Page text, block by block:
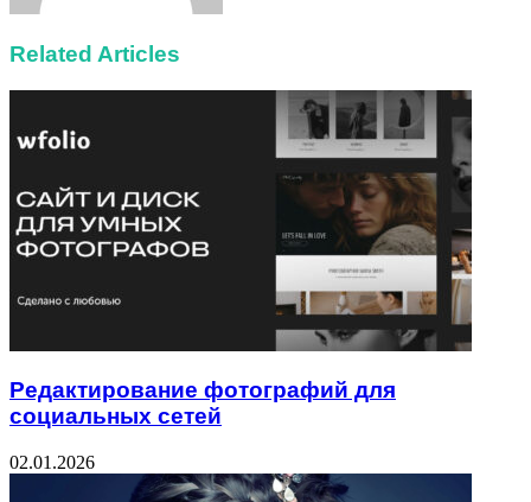
Related Articles
Редактирование фотографий для
социальных сетей
02.01.2026